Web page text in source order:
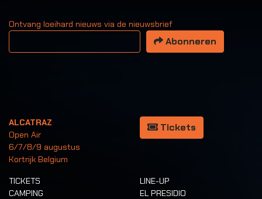
Ontvang loeihard nieuws via de nieuwsbrief
Uw email adres
Abonneren
ALCATRAZ
Open Air
6/7/8/9 augustus
Kortrijk Belgium
Tickets
TICKETS
CAMPING
LINE-UP
EL PRESIDIO